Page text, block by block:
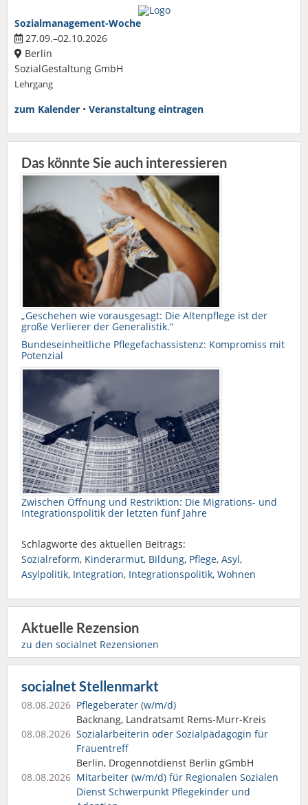
Sozialmanagement-Woche
27.09.–02.10.2026
Berlin
SozialGestaltung GmbH
Lehrgang
zum Kalender • Veranstaltung eintragen
Das könnte Sie auch interessieren
„Geschehen wie vorausgesagt: Die Altenpflege ist der
große Verlierer der Generalistik.“
Bundeseinheitliche Pflegefachassistenz: Kompromiss mit
Potenzial
Zwischen Öffnung und Restriktion: Die Migrations- und
Integrationspolitik der letzten fünf Jahre
Schlagworte des aktuellen Beitrags:
Sozialreform, Kinderarmut, Bildung, Pflege, Asyl,
Asylpolitik, Integration, Integrationspolitik, Wohnen
Aktuelle Rezension
zu den socialnet Rezensionen
socialnet Stellenmarkt
08.08.2026 Pflegeberater (w/m/d)
Backnang, Landratsamt Rems-Murr-Kreis
08.08.2026 Sozialarbeiterin oder Sozialpädagogin für
Frauentreff
Berlin, Drogennotdienst Berlin gGmbH
08.08.2026 Mitarbeiter (w/m/d) für Regionalen Sozialen
Dienst Schwerpunkt Pflegekinder und